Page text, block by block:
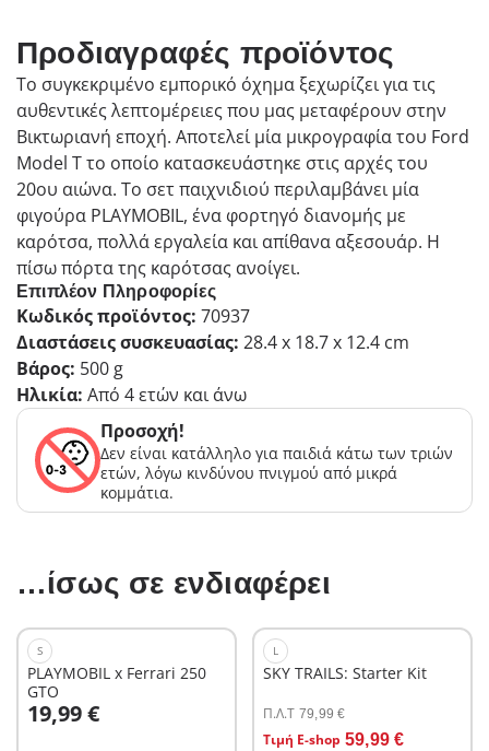
Προδιαγραφές προϊόντος
Το συγκεκριμένο εμπορικό όχημα ξεχωρίζει για τις
αυθεντικές λεπτομέρειες που μας μεταφέρουν στην
Βικτωριανή εποχή. Αποτελεί μία μικρογραφία του Ford
Model Τ το οποίο κατασκευάστηκε στις αρχές του
20ου αιώνα. Το σετ παιχνιδιού περιλαμβάνει μία
φιγούρα PLAYMOBIL, ένα φορτηγό διανομής με
καρότσα, πολλά εργαλεία και απίθανα αξεσουάρ. Η
πίσω πόρτα της καρότσας ανοίγει.
Επιπλέον Πληροφορίες
Κωδικός προϊόντος: 70937
Διαστάσεις συσκευασίας: 28.4 x 18.7 x 12.4 cm
Βάρος: 500 g
Ηλικία: Από 4 ετών και άνω
Προσοχή!
Δεν είναι κατάλληλο για παιδιά κάτω των τριών
ετών, λόγω κινδύνου πνιγμού από μικρά
κομμάτια.
…ίσως σε ενδιαφέρει
S
PLAYMOBIL x Ferrari 250
GTO
19,99 €
Στο καλάθι
L
SKY TRAILS: Starter Kit
Π.Λ.T 79,99 €
Τιμή E-shop 59,99 €
Στο καλάθι